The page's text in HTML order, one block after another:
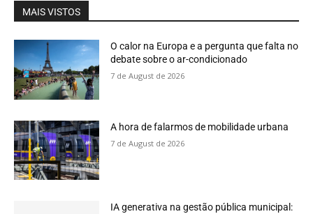
MAIS VISTOS
O calor na Europa e a pergunta que falta no
debate sobre o ar-condicionado
7 de August de 2026
A hora de falarmos de mobilidade urbana
7 de August de 2026
IA generativa na gestão pública municipal: